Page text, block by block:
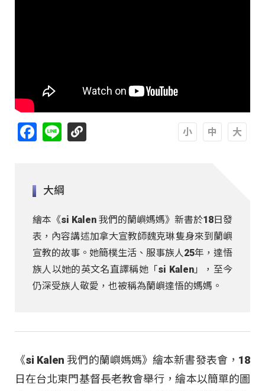
Facebook
Line
大綱
繪本《si Kalen 我們的蘭嶼媽媽》新書於18日發
表，內容講述加拿大宣教師魏克琳隻身來到蘭嶼
宣教的故事。她簡樸生活、服事族人25年，達悟
族人以她的英文名直譯稱她「si Kalen」，至今
仍深受族人敬愛，也被稱為蘭嶼達悟的媽媽。
《si Kalen 我們的蘭嶼媽媽》繪本新書發表會，18
日在台北東門基督長老教會舉行，繪本以簡單的圖